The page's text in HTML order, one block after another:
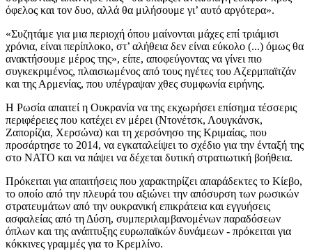
όφελος και τον δυο, αλλά θα μιλήσουμε γι’ αυτό αργότερα».
«Συζητάμε για μια περιοχή όπου μαίνονται μάχες επί τριάμισι
χρόνια, είναι περίπλοκο, στ’ αλήθεια δεν είναι εύκολο (...) όμως θα
ανακτήσουμε μέρος της», είπε, αποφεύγοντας να γίνει πιο
συγκεκριμένος, πλαισιωμένος από τους ηγέτες του Αζερμπαϊτζάν
και της Αρμενίας, που υπέγραψαν χθες συμφωνία ειρήνης.
Η Ρωσία απαιτεί η Ουκρανία να της εκχωρήσει επίσημα τέσσερις
περιφέρειες που κατέχει εν μέρει (Ντονέτσκ, Λουγκάνσκ,
Ζαπορίζια, Χερσώνα) και τη χερσόνησο της Κριμαίας, που
προσάρτησε το 2014, να εγκαταλείψει το σχέδιο για την ένταξή της
στο NATO και να πάψει να δέχεται δυτική στρατιωτική βοήθεια.
Πρόκειται για απαιτήσεις που χαρακτηρίζει απαράδεκτες το Κίεβο,
το οποίο από την πλευρά του αξιώνει την απόσυρση των ρωσικών
στρατευμάτων από την ουκρανική επικράτεια και εγγυήσεις
ασφαλείας από τη Δύση, συμπεριλαμβανομένων παραδόσεων
όπλων και της ανάπτυξης ευρωπαϊκών δυνάμεων - πρόκειται για
κόκκινες γραμμές για το Κρεμλίνο.